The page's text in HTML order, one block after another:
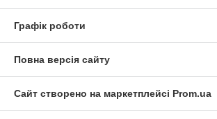
Графік роботи
Повна версія сайту
Сайт створено на маркетплейсі Prom.ua